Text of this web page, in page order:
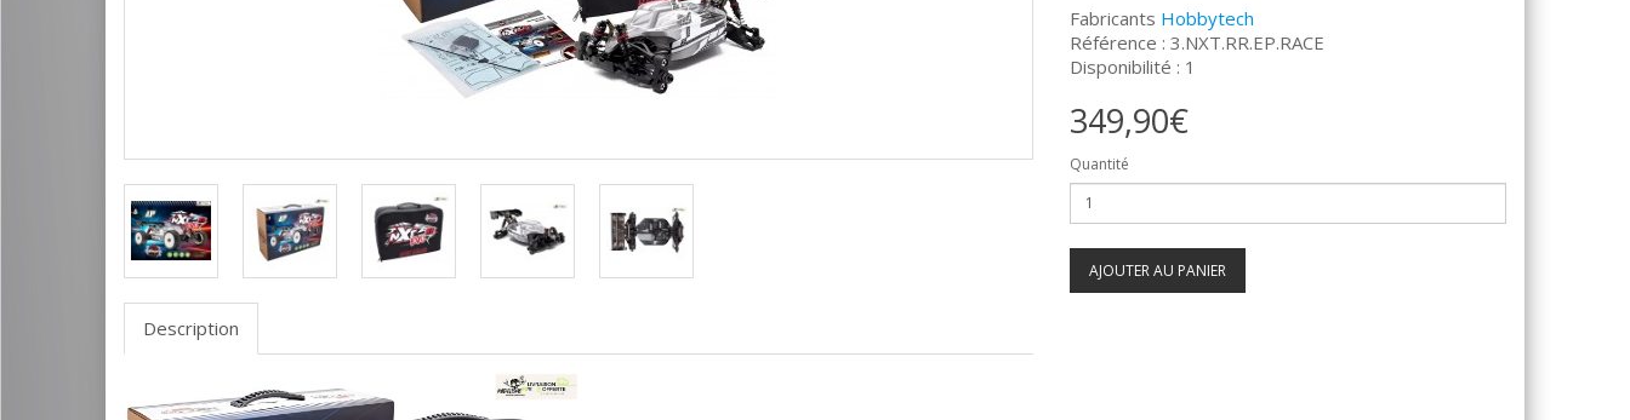
Description
Fabricants Hobbytech
Référence : 3.NXT.RR.EP.RACE
Disponibilité : 1
349,90€
Quantité
AJOUTER AU PANIER